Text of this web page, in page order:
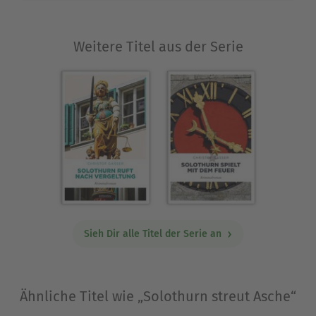
Weitere Titel aus der Serie
Sieh Dir alle Titel der Serie an
Ähnliche Titel wie „Solothurn streut Asche“